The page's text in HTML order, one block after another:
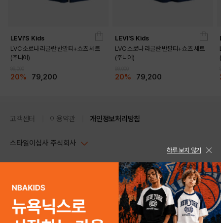
DETAILS
LEVI'S Kids
LVC 소로나 라글란 반팔티+쇼츠 세트
(주니어)
20% 79,200
LEVI'S Kids
LVC 소로나 라글란 반팔티+쇼츠 세트
(주니어)
20% 79,200
고객센터 이용약관 개인정보처리방침
스타일이십사 주식회사
주소 : 서울시 강남구 논현로 633, 6층 (논현동, 한세엠케이빌딩)
사업자등록번호 : 116-81-32499
통신판매업신고번호 : 제 2024-서울강남-04239
스타일24 고객센터 1544-5336
평일 09:00~ 18:00 (토/일/공휴일 휴무)
help Email : help@style24.com
COPYRIGHTⓒ2021 STYLE24 ALL RIGHTS RESERVED.
하루 보지 않기